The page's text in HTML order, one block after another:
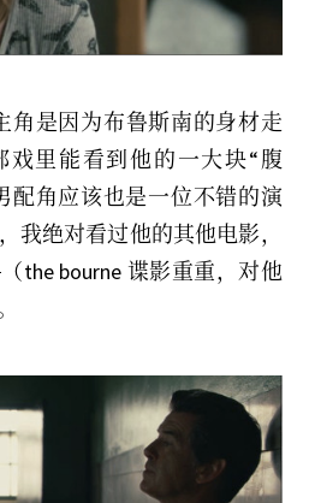
角是因为布鲁斯南的身材走
戏里能看到他的一大块“腹
配角应该也是一位不错的演
我绝对看过他的其他电影，
（the bourne 谍影重重，对他